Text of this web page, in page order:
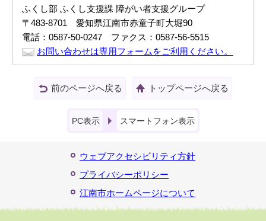
ふくし部 ふくし支援課 障がい者支援グループ
〒483-8701 愛知県江南市赤童子町大堀90
電話：0587-50-0247 ファクス：0587-56-5515
お問い合わせは専用フォームをご利用ください。
前のページへ戻る トップページへ戻る
PC表示 スマートフォン表示
ウェブアクセシビリティ方針
プライバシーポリシー
江南市ホームページについて